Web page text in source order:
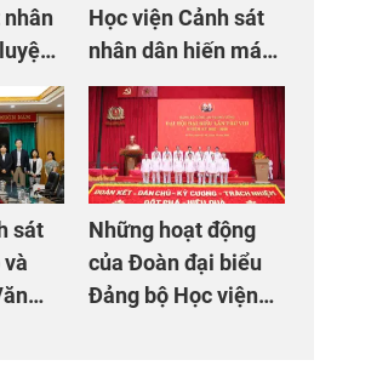
nhân
chào
Học viện Cảnh sát
nhân dân hiến máu
giúp dân và đồng
đội
sát
Những hoạt động
của Đoàn đại biểu
Đảng bộ Học viện